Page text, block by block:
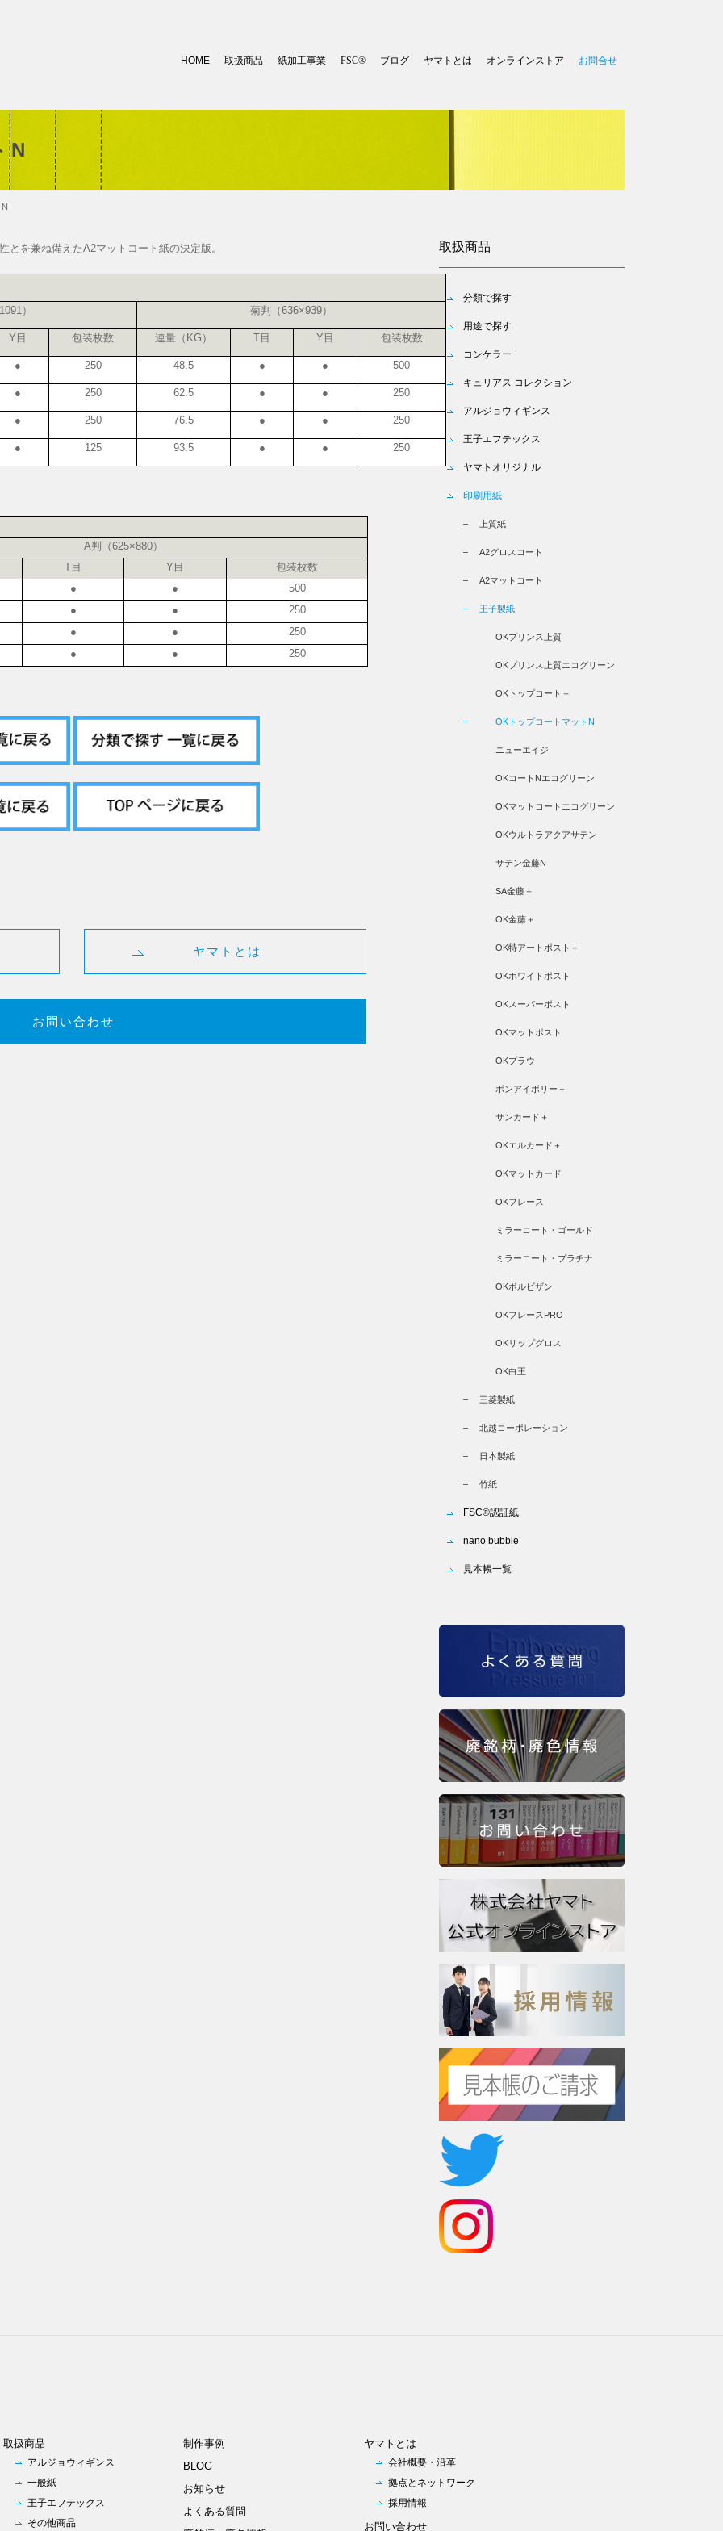
HOME 取扱商品 紙加工事業 FSC® ブログ ヤマトとは オンラインストア お問合せ
N
を兼ね備えたA2マットコート紙の決定版。
） 菊判（636×939）
Y目 包装枚数 連量（KG） T目 Y目 包装枚数
● 250 48.5 ● ● 500
● 250 62.5 ● ● 250
● 250 76.5 ● ● 250
● 125 93.5 ● ● 250
A判（625×880）
T目
Y目
包装枚数
●
●
500
●
●
250
●
●
250
●
● 250
ヤマトとは
お問い合わせ
取扱商品
分類で探す
用途で探す
コンケラー
キュリアス コレクション
アルジョウィギンス
王子エフテックス
ヤマトオリジナル
印刷用紙
上質紙
A2グロスコート
A2マットコート
王子製紙
OKプリンス上質
OKプリンス上質エコグリーン
OKトップコート＋
OKトップコートマットN
ニューエイジ
OKコートNエコグリーン
OKマットコートエコグリーン
OKウルトラアクアサテン
サテン金藤N
SA金藤＋
OK金藤＋
OK特アートポスト＋
OKホワイトポスト
OKスーパーポスト
OKマットポスト
OKプラウ
ボンアイボリー＋
サンカード＋
OKエルカード＋
OKマットカード
OKフレース
ミラーコート・ゴールド
ミラーコート・プラチナ
OKボルビザン
OKフレースPRO
OKリップグロス
OK白王
三菱製紙
北越コーポレーション
日本製紙
竹紙
FSC®認証紙
nano bubble
見本帳一覧
取扱商品
アルジョウィギンス
一般紙
王子エフテックス
その他商品
制作事例
BLOG
お知らせ
よくある質問
ヤマトとは
会社概要・沿革
拠点とネットワーク
採用情報
お問い合わせ